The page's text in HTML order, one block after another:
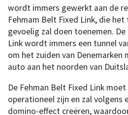
wordt immers gewerkt aan de
Fehmam Belt Fixed Link, die
gevoelig zal doen toenemen.
Link wordt immers een tunnel
om het zuiden van Denemarken
auto aan het noorden van
De Fehman Belt Fixed Link
operationeel zijn en zal volgens
domino-effect creëren,